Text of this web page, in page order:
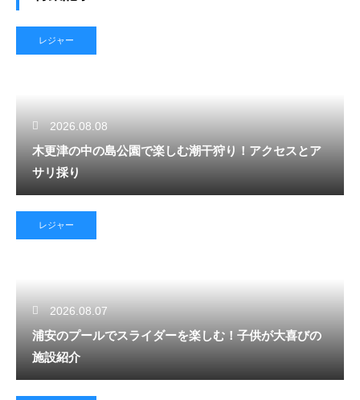
レジャー
2026.08.08
木更津の中の島公園で楽しむ潮干狩り！アクセスとア
サリ採り
レジャー
2026.08.07
浦安のプールでスライダーを楽しむ！子供が大喜びの
施設紹介